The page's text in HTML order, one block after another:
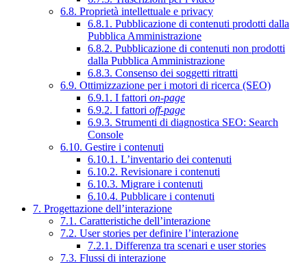
6.8. Proprietà intellettuale e privacy
6.8.1. Pubblicazione di contenuti prodotti dalla
Pubblica Amministrazione
6.8.2. Pubblicazione di contenuti non prodotti
dalla Pubblica Amministrazione
6.8.3. Consenso dei soggetti ritratti
6.9. Ottimizzazione per i motori di ricerca (SEO)
6.9.1. I fattori on-page
6.9.2. I fattori off-page
6.9.3. Strumenti di diagnostica SEO: Search
Console
6.10. Gestire i contenuti
6.10.1. L’inventario dei contenuti
6.10.2. Revisionare i contenuti
6.10.3. Migrare i contenuti
6.10.4. Pubblicare i contenuti
7. Progettazione dell’interazione
7.1. Caratteristiche dell’interazione
7.2. User stories per definire l’interazione
7.2.1. Differenza tra scenari e user stories
7.3. Flussi di interazione